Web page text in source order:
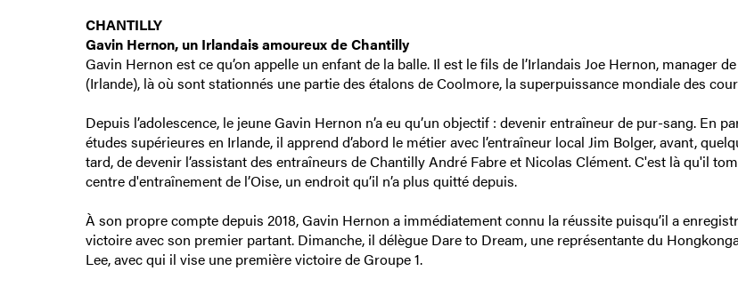
CHANTILLY
Gavin Hernon, un Irlandais amoureux de Chantilly
Gavin Hernon est ce qu’on appelle un enfant de la balle. Il est le fils de l’Irlandais Joe Hernon, manager
(Irlande), là où sont stationnés une partie des étalons de Coolmore, la superpuissance mondiale des
Depuis l’adolescence, le jeune Gavin Hernon n’a eu qu’un objectif : devenir entraîneur de pur-sang. En
études supérieures en Irlande, il apprend d’abord le métier avec l’entraîneur local Jim Bolger, avant,
tard, de devenir l’assistant des entraîneurs de Chantilly André Fabre et Nicolas Clément. C'est là qu'il
centre d'entraînement de l’Oise, un endroit qu’il n’a plus quitté depuis.
À son propre compte depuis 2018, Gavin Hernon a immédiatement connu la réussite puisqu’il a
victoire avec son premier partant. Dimanche, il délègue Dare to Dream, une représentante du
Lee, avec qui il vise une première victoire de Groupe 1.